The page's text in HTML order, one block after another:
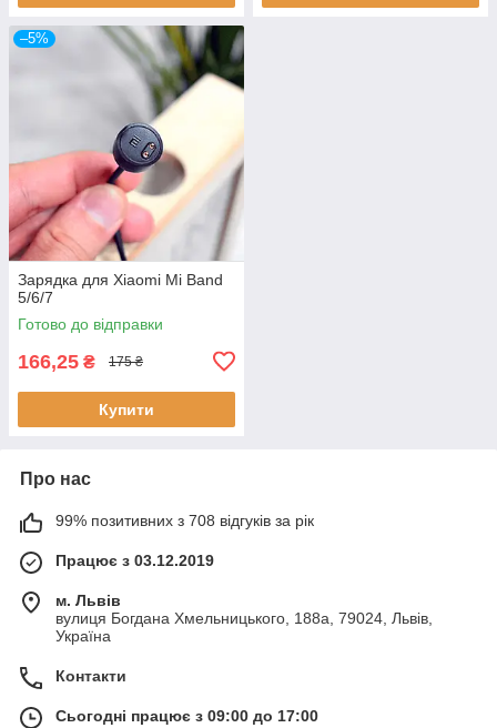
–5%
Зарядка для Xiaomi Mi Band
5/6/7
Готово до відправки
166,25 ₴ 175 ₴
Купити
Про нас
99% позитивних з 708 відгуків за рік
Працює з 03.12.2019
м. Львів
вулиця Богдана Хмельницького, 188а, 79024, Львів,
Україна
Контакти
Сьогодні працює з 09:00 до 17:00